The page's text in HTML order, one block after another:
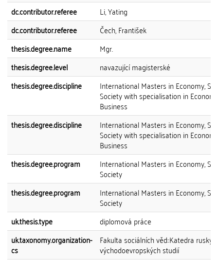
dc.contributor.referee
Li, Yating
dc.contributor.referee
Čech, František
thesis.degree.name
Mgr.
thesis.degree.level
navazující magisterské
thesis.degree.discipline
International Masters in Economy,
Society with specialisation in
Business
thesis.degree.discipline
International Masters in Economy,
Society with specialisation in
Business
thesis.degree.program
International Masters in Economy,
Society
thesis.degree.program
International Masters in Economy,
Society
uk.thesis.type
diplomová práce
uk.taxonomy.organization-
cs
Fakulta sociálních věd::Katedra
východoevropských studií